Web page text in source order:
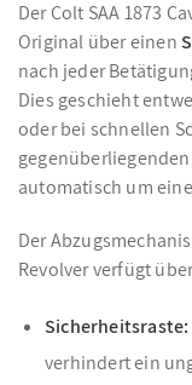
Der Colt SAA 1873
Original über einen
nach jeder
Dies geschieht
oder bei schnellen
automatisch um
Der
Revolver verfügt
Sicherheitsraste:
verhindert ein